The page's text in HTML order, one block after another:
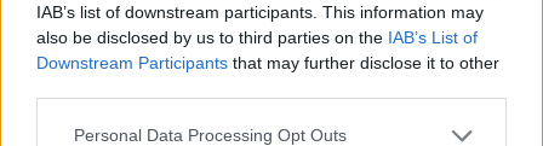
IAB’s list of downstream participants. This information may
also be disclosed by us to third parties on the IAB’s List of
Downstream Participants that may further disclose it to other
Personal Data Processing Opt Outs